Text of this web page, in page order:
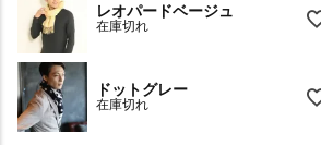
レオパードベージュ
在庫切れ
ドットグレー
在庫切れ